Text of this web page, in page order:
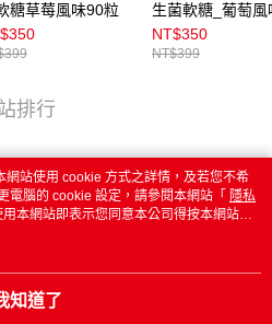
糖草莓風味90粒
生菌軟糖_葡萄風
100粒
NT$350
NT$399
排行
站使用 cookie 方式之詳情，及若您不希
電腦的 cookie 設定，請參閱本網站「 隱私
本網站即表示您同意本公司得按本網站使
知道了